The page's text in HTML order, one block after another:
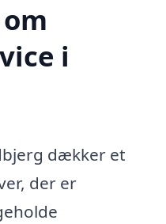
i
dækker et
der er